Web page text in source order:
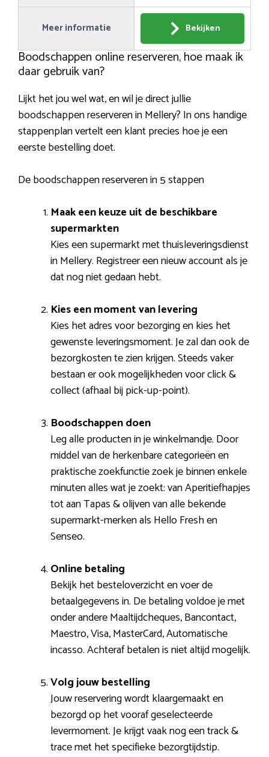
Meer informatie Bekijken
Boodschappen online reserveren, hoe maak ik
daar gebruik van?
Lijkt het jou wel wat, en wil je direct jullie
boodschappen reserveren in Mellery? In ons handige
stappenplan vertelt een klant precies hoe je een
eerste bestelling doet.
De boodschappen reserveren in 5 stappen
Maak een keuze uit de beschikbare
supermarkten
Kies een supermarkt met thuisleveringsdienst
in Mellery. Registreer een nieuw account als je
dat nog niet gedaan hebt.
Kies een moment van levering
Kies het adres voor bezorging en kies het
gewenste leveringsmoment. Je zal dan ook de
bezorgkosten te zien krijgen. Steeds vaker
bestaan er ook mogelijkheden voor click &
collect (afhaal bij pick-up-point).
Boodschappen doen
Leg alle producten in je winkelmandje. Door
middel van de herkenbare categorieën en
praktische zoekfunctie zoek je binnen enkele
minuten alles wat je zoekt: van Aperitiefhapjes
tot aan Tapas & olijven van alle bekende
supermarkt-merken als Hello Fresh en
Senseo.
Online betaling
Bekijk het besteloverzicht en voer de
betaalgegevens in. De betaling voldoe je met
onder andere Maaltijdcheques, Bancontact,
Maestro, Visa, MasterCard, Automatische
incasso. Achteraf betalen is niet altijd mogelijk.
Volg jouw bestelling
Jouw reservering wordt klaargemaakt en
bezorgd op het vooraf geselecteerde
levermoment. Je krijgt vaak nog een track &
trace met het specifieke bezorgtijdstip.